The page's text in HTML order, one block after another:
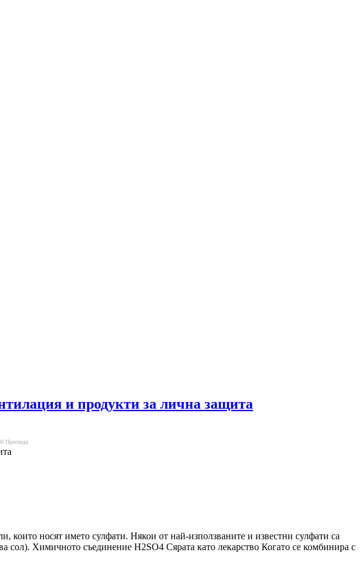
и продукти за лична защита
Прегледа
които носят името сулфати. Някои от най-използваните и известни сулфати са
сол). Химичното съединение H2SO4 Сярата като лекарство Когато се комбинира с